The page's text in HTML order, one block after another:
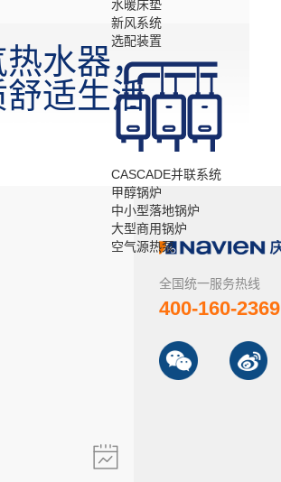
水暖床垫
新风系统
选配装置
CASCADE并联系统
甲醇锅炉
中小型落地锅炉
大型商用锅炉
空气源热泵
水器，
适生活
全国统一服务热线
400-160-2369